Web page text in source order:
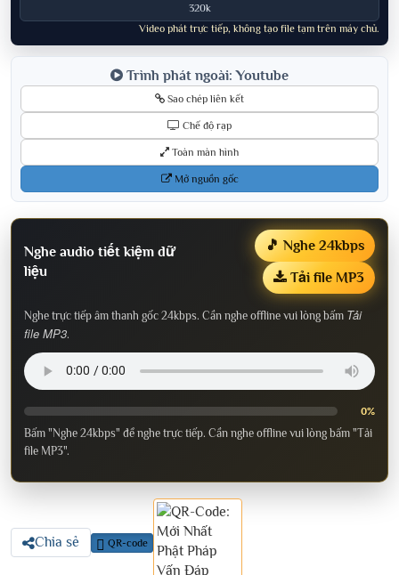
320k
Video phát trực tiếp, không tạo file tạm trên máy chủ.
Trình phát ngoài: Youtube
Sao chép liên kết
Chế độ rạp
Toàn màn hình
Mở nguồn gốc
Nghe audio tiết kiệm dữ
liệu
🎵 Nghe 24kbps
Tải file MP3
Nghe trực tiếp âm thanh gốc 24kbps. Cần nghe offline vui lòng bấm Tải
file MP3.
0%
Bấm "Nghe 24kbps" để nghe trực tiếp. Cần nghe offline vui lòng bấm "Tải
file MP3".
Chia sẻ QR-code